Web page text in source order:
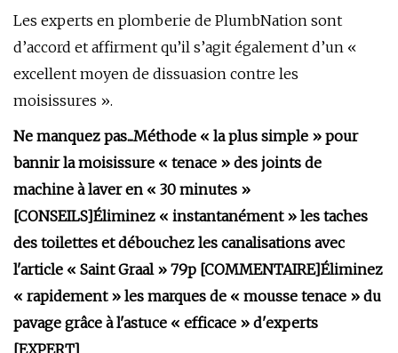
Les experts en plomberie de PlumbNation sont
d’accord et affirment qu’il s’agit également d’un «
excellent moyen de dissuasion contre les
moisissures ».
Ne manquez pas...Méthode « la plus simple » pour
bannir la moisissure « tenace » des joints de
machine à laver en « 30 minutes »
[CONSEILS]Éliminez « instantanément » les taches
des toilettes et débouchez les canalisations avec
l'article « Saint Graal » 79p [COMMENTAIRE]Éliminez
« rapidement » les marques de « mousse tenace » du
pavage grâce à l'astuce « efficace » d'experts
[EXPERT]